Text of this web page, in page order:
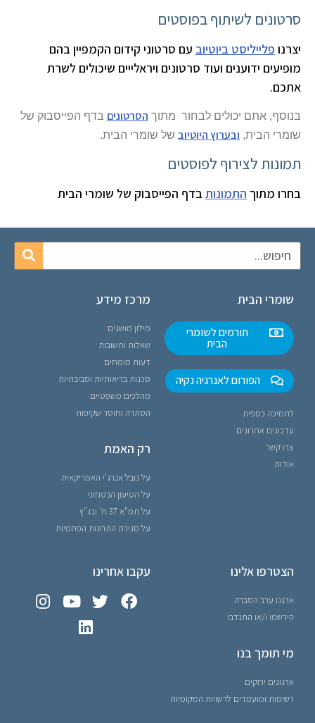
סרטונים לשיתוף בפוסטים
יצרנו פלייליסט ביוטיוב עם סרטוני קידום הקמפיין בהם
מופיעים ידוענים ועוד סרטונים ויראלייים שיכולים לשרת
אתכם.
בנוסף, אתם יכולים לבחור מתוך הסרטונים בדף הפייסבוק של
שומרי הבית, ובערוץ היוטיוב של שומרי הבית.
תמונות לצירוף לפוסטים
בחרו מתוך התמונותבדף הפייסבוק של שומרי הבית
שומרי הבית
תורמים לשומרי
הבית
הפורום לאנרגיה נקיה
לתמיכה כספית
עדכונים אחרונים
צרו קשר
אודות
מרכז מידע
מילון מושגים
שאלות ותשובות
דעות מומחים
סכנות בריאותיות וסביבתיות
מהלכים משפטיים
הסתרה וחוסר שקיפות
רק האמת
על נובל אנרג'י האמריקאית
על הטיעון הבטחוני
על תמ"א 37 ח' ובג"ץ
על סגירת התחנות הפחמיות
הצטרפו אלינו
ארגנו ערב הסברה
הירשמו ו/או התנדבו
מי תומך בנו
ארגונים ירוקים
רשימות ומועמדים לרשויות המקומיות
עקבו אחרינו